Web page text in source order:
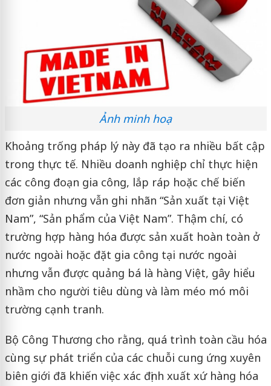
Ảnh minh hoạ
Khoảng trống pháp lý này đã tạo ra nhiều bất cập
trong thực tế. Nhiều doanh nghiệp chỉ thực hiện
các công đoạn gia công, lắp ráp hoặc chế biến
đơn giản nhưng vẫn ghi nhãn “Sản xuất tại Việt
Nam”, “Sản phẩm của Việt Nam”. Thậm chí, có
trường hợp hàng hóa được sản xuất hoàn toàn ở
nước ngoài hoặc đặt gia công tại nước ngoài
nhưng vẫn được quảng bá là hàng Việt, gây hiểu
nhầm cho người tiêu dùng và làm méo mó môi
trường cạnh tranh.
Bộ Công Thương cho rằng, quá trình toàn cầu hóa
cùng sự phát triển của các chuỗi cung ứng xuyên
biên giới đã khiến việc xác định xuất xứ hàng hóa